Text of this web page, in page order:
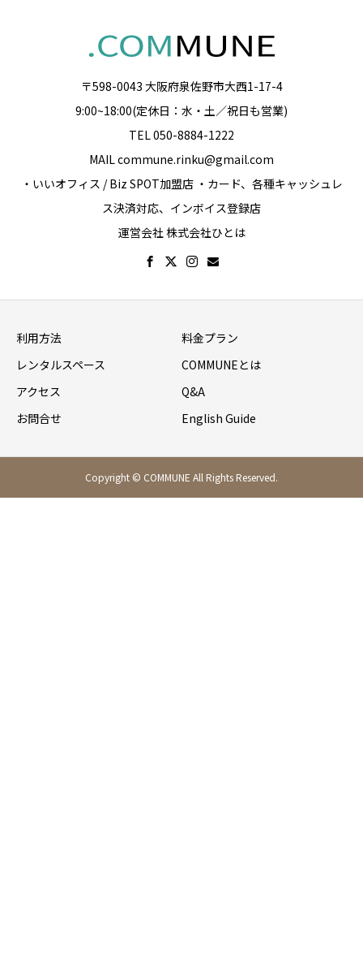
〒598-0043 大阪府泉佐野市大西1-17-4
9:00~18:00(定休日：水・土／祝日も営業)
TEL 050-8884-1222
MAIL commune.rinku@gmail.com
・いいオフィス / Biz SPOT加盟店 ・カード、各種キャッシュレ
ス決済対応、インボイス登録店
運営会社 株式会社ひとは
利用方法
料金プラン
レンタルスペース
COMMUNEとは
アクセス
Q&A
お問合せ
English Guide
Copyright © COMMUNE All Rights Reserved.